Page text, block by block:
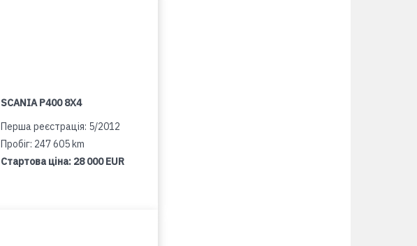
SCANIA P400 8X4
Перша реєстрація: 5/2012
Пробіг: 247 605 km
Стартова ціна: 28 000 EUR